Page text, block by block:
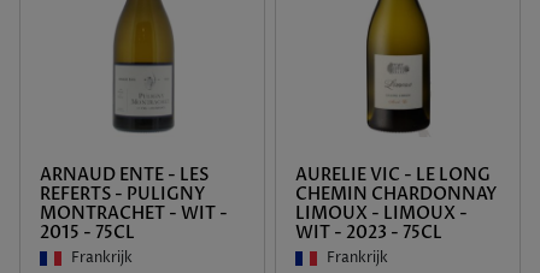
ARNAUD ENTE - LES
REFERTS - PULIGNY
MONTRACHET - WIT -
2015 - 75CL
Frankrijk
AURELIE VIC - LE LONG
CHEMIN CHARDONNAY
LIMOUX - LIMOUX -
WIT - 2023 - 75CL
Frankrijk